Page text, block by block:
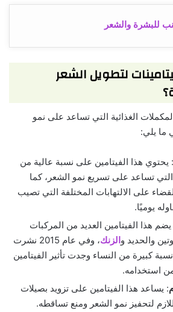
للبشرة والشعر
لتطويل الشعر
الغذائية التي تساعد على نمو
ما يلي:
: يحتوي هذا الفيتامين على نسبة عالية من
التي تساعد على تسريع نمو الشعر، كما
على الالتهابات المختلفة التي تصيب
يوميًا.
يضم هذا الفيتامين العديد من المركبات
والحديد و الزنك
، وفي عام 2015 نشرت
كبيرة من النساء وجدت تأثير الفيتامين
: يساعد هذا الفيتامين على تزويد بصيلات
لتحفيز نمو الشعر ومنع تساقطه.